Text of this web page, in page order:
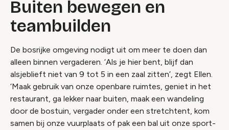
Buiten bewegen en
teambuilden
De bosrijke omgeving nodigt uit om meer te doen dan
alleen binnen vergaderen. ‘Als je hier bent, blijf dan
alsjeblieft niet van 9 tot 5 in een zaal zitten’, zegt Ellen.
‘Maak gebruik van onze openbare ruimtes, geniet in het
restaurant, ga lekker naar buiten, maak een wandeling
door de bostuin, vergader onder een stretchtent, kom
samen bij onze vuurplaats of pak een bal uit onze sport-